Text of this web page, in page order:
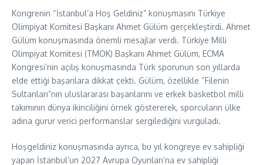
Kongrenin “İstanbul’a Hoş Geldiniz” konuşmasını Türkiye
Olimpiyat Komitesi Başkanı Ahmet Gülüm gerçekleştirdi. Ahmet
Gülüm konuşmasında önemli mesajlar verdi. Türkiye Milli
Olimpiyat Komitesi (TMOK) Başkanı Ahmet Gülüm, ECMA
Kongresi’nin açılış konuşmasında Türk sporunun son yıllarda
elde ettiği başarılara dikkat çekti. Gülüm, özellikle “Filenin
Sultanları”nın uluslararası başarılarını ve erkek basketbol milli
takımının dünya ikinciliğini örnek göstererek, sporcuların ülke
adına gurur verici performanslar sergilediğini vurguladı.
Hoşgeldiniz konuşmasında ayrıca, bu yıl kongreye ev sahipliği
yapan İstanbul’un 2027 Avrupa Oyunları’na ev sahipliği